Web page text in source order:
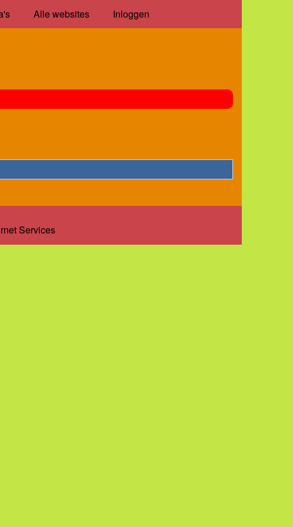
Alle websites Inloggen
Services